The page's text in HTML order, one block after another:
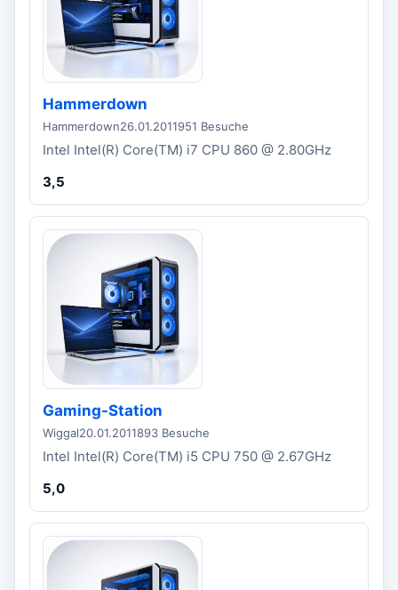
Hammerdown
Hammerdown26.01.2011951 Besuche
Intel Intel(R) Core(TM) i7 CPU 860 @ 2.80GHz
3,5
Gaming-Station
Wiggal20.01.2011893 Besuche
Intel Intel(R) Core(TM) i5 CPU 750 @ 2.67GHz
5,0